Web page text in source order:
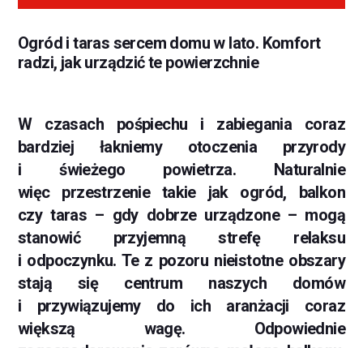
Ogród i taras sercem domu w lato. Komfort
radzi, jak urządzić te powierzchnie
W czasach pośpiechu i zabiegania coraz
bardziej łakniemy otoczenia przyrody
i świeżego powietrza. Naturalnie
więc przestrzenie takie jak ogród, balkon
czy taras – gdy dobrze urządzone – mogą
stanowić przyjemną strefę relaksu
i odpoczynku. Te z pozoru nieistotne obszary
stają się centrum naszych domów
i przywiązujemy do ich aranżacji coraz
większą wagę. Odpowiednie